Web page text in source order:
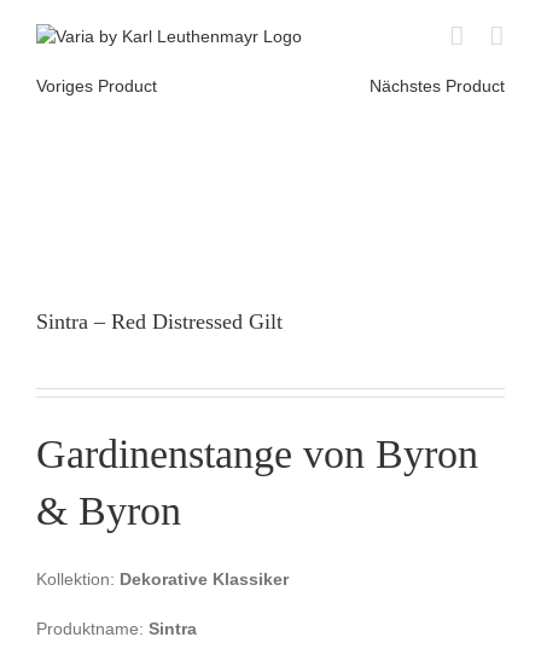
Voriges Product
Nächstes Product
Sintra – Red Distressed Gilt
Gardinenstange von Byron
& Byron
Kollektion: Dekorative Klassiker
Produktname: Sintra